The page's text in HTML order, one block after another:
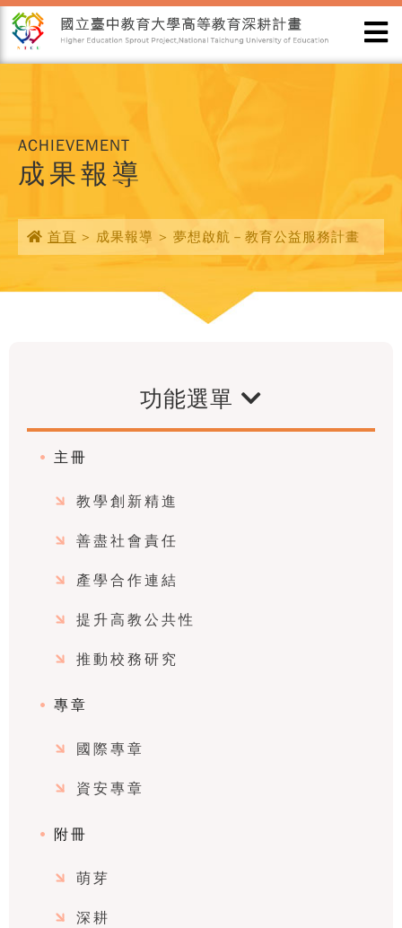
ACHIEVEMENT
成果報導
首頁 > 成果報導 > 夢想啟航－教育公益服務計畫
功能選單
主冊
教學創新精進
善盡社會責任
產學合作連結
提升高教公共性
推動校務研究
專章
國際專章
資安專章
附冊
萌芽
深耕